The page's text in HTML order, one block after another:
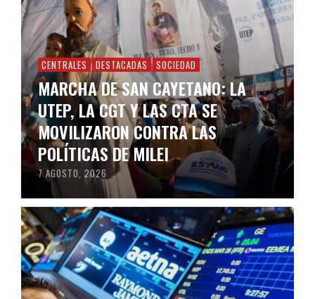
CENTRALES DESTACADAS SOCIEDAD
MARCHA DE SAN CAYETANO: LA
UTEP, LA CGT Y LAS CTA SE
MOVILIZARON CONTRA LAS
POLÍTICAS DE MILEI
7 AGOSTO, 2026